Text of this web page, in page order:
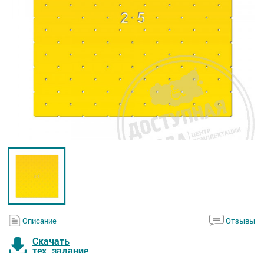
Описание Отзывы
Скачать
тех. задание